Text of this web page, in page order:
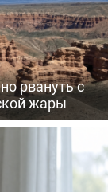
рвануть с
жары